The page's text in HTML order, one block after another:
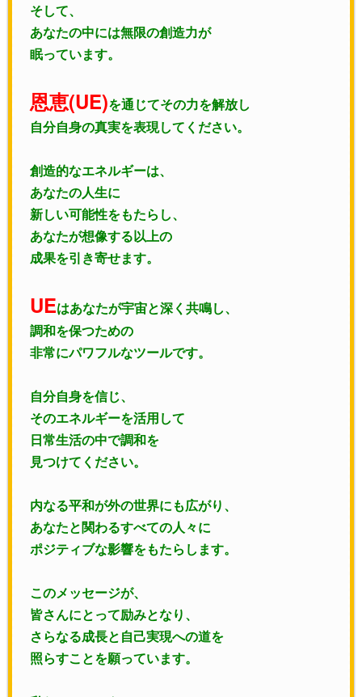
そして、
あなたの中には無限の創造力が
眠っています。
恩恵(UE)を通じてその力を解放し
自分自身の真実を表現してください。
創造的なエネルギーは、
あなたの人生に
新しい可能性をもたらし、
あなたが想像する以上の
成果を引き寄せます。
UEはあなたが宇宙と深く共鳴し、
調和を保つための
非常にパワフルなツールです。
自分自身を信じ、
そのエネルギーを活用して
日常生活の中で調和を
見つけてください。
内なる平和が外の世界にも広がり、
あなたと関わるすべての人々に
ポジティブな影響をもたらします。
このメッセージが、
皆さんにとって励みとなり、
さらなる成長と自己実現への道を
照らすことを願っています。